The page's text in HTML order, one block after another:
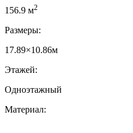
156.9 м2
Размеры:
17.89×10.86м
Этажей:
Одноэтажный
Материал: